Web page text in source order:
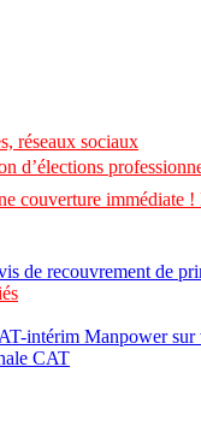
réseaux sociaux
d’élections
couverture immédiate !
de recouvrement de
intérim Manpower sur
CAT